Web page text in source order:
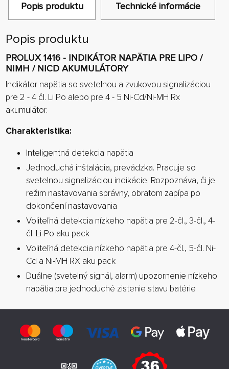
Popis produktu Technické informácie
Popis produktu
PROLUX 1416 - INDIKÁTOR NAPÄTIA PRE LIPO /
NIMH / NICD AKUMULÁTORY
Indikátor napätia so svetelnou a zvukovou signalizáciou
pre 2 - 4 čl. Li Po alebo pre 4 - 5 Ni-Cd/Ni-MH Rx
akumulátor.
Charakteristika:
Inteligentná detekcia napätia
Jednoduchá inštalácia, prevádzka. Pracuje so
svetelnou signalizáciou indikácie. Rozpoznáva, či je
režim nastavovania správny, obratom zapípa po
dokončení nastavovania
Voliteľná detekcia nízkeho napätia pre 2-čl., 3-čl., 4-
čl. Li-Po aku pack
Voliteľná detekcia nízkeho napätia pre 4-čl., 5-čl. Ni-
Cd a Ni-MH RX aku pack
Duálne (svetelný signál, alarm) upozornenie nízkeho
napätia pre jednoduché zistenie stavu batérie